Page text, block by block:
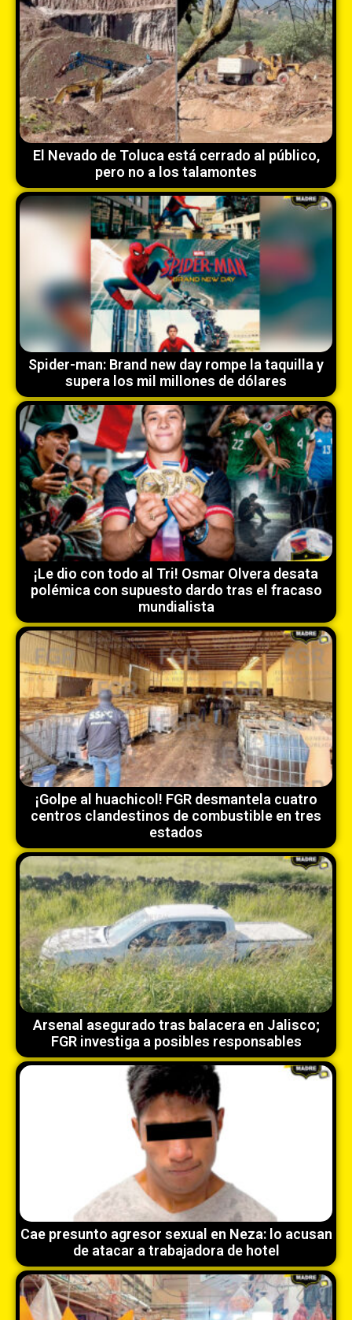
El Nevado de Toluca está cerrado al público,
pero no a los talamontes
Spider-man: Brand new day rompe la taquilla y
supera los mil millones de dólares
¡Le dio con todo al Tri! Osmar Olvera desata
polémica con supuesto dardo tras el fracaso
mundialista
¡Golpe al huachicol! FGR desmantela cuatro
centros clandestinos de combustible en tres
estados
Arsenal asegurado tras balacera en Jalisco;
FGR investiga a posibles responsables
Cae presunto agresor sexual en Neza: lo acusan
de atacar a trabajadora de hotel